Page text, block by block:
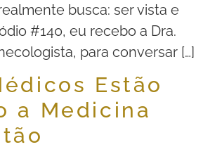
busca: ser vista e
#140, eu recebo a Dra.
para conversar […]
Estão
a Medicina